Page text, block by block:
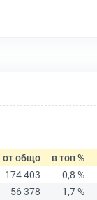
от общо в топ %
174 403 0,8 %
56 378 1,7 %